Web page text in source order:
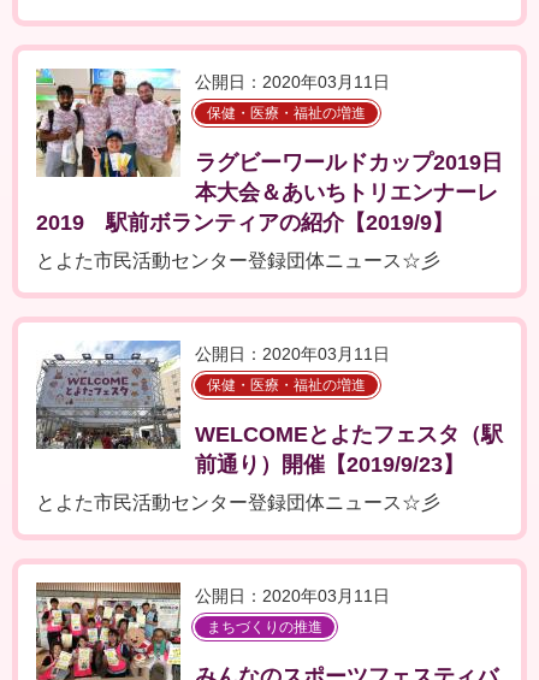
公開日：2020年03月11日
保健・医療・福祉の増進
ラグビーワールドカップ2019日
本大会＆あいちトリエンナーレ
2019 駅前ボランティアの紹介【2019/9】
とよた市民活動センター登録団体ニュース☆彡
公開日：2020年03月11日
保健・医療・福祉の増進
WELCOMEとよたフェスタ（駅
前通り）開催【2019/9/23】
とよた市民活動センター登録団体ニュース☆彡
公開日：2020年03月11日
まちづくりの推進